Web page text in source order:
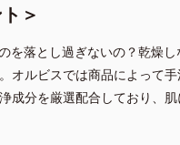
＞
を落とし過ぎないの？乾燥
オルビスでは商品によって
成分を厳選配合しており、